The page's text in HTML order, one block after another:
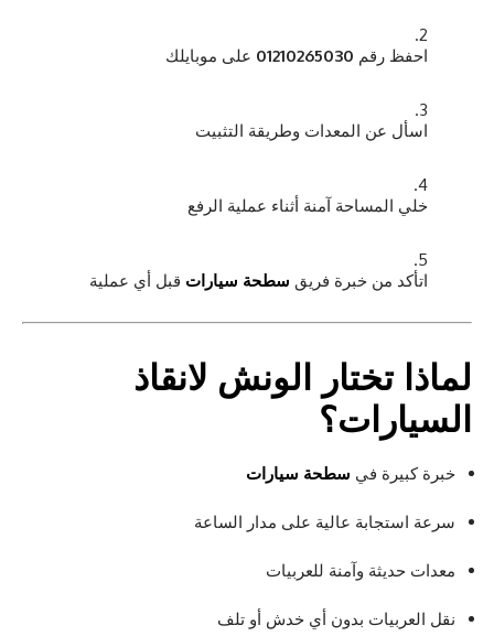
احفظ رقم 01210265030 على موبايلك
اسأل عن المعدات وطريقة التثبيت
خلي المساحة آمنة أثناء عملية الرفع
اتأكد من خبرة فريق سطحة سيارات قبل أي عملية
لماذا تختار
الونش لانقاذ
السيارات؟
خبرة كبيرة في سطحة سيارات
سرعة استجابة عالية على مدار الساعة
معدات حديثة وآمنة للعربيات
نقل العربيات بدون أي خدش أو تلف